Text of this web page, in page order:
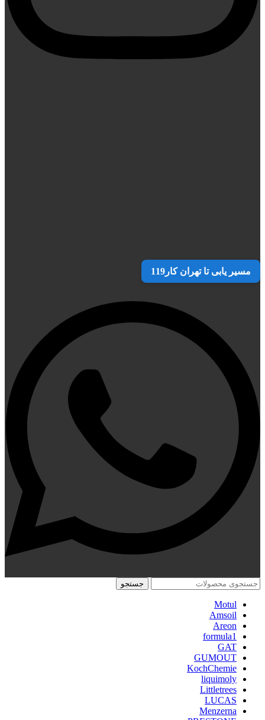
مسیر یابی تا تهران کار119
جستجو
Motul
Amsoil
Areon
formula1
GAT
GUMOUT
KochChemie
liquimoly
Littletrees
LUCAS
Menzerna